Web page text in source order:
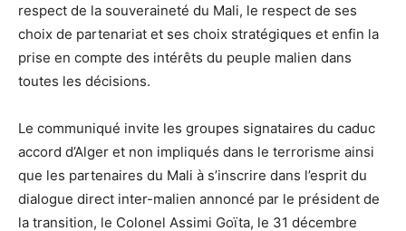
respect de la souveraineté du Mali, le respect de ses
choix de partenariat et ses choix stratégiques et enfin la
prise en compte des intérêts du peuple malien dans
toutes les décisions.
Le communiqué invite les groupes signataires du caduc
accord d’Alger et non impliqués dans le terrorisme ainsi
que les partenaires du Mali à s’inscrire dans l’esprit du
dialogue direct inter-malien annoncé par le président de
la transition, le Colonel Assimi Goïta, le 31 décembre